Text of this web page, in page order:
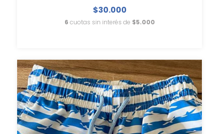
$30.000
6 cuotas sin interés de $5.000